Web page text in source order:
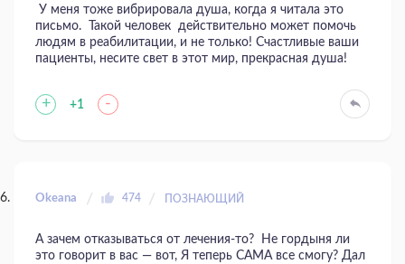
У меня тоже вибрировала душа, когда я читала это
письмо. Такой человек действительно может помочь
людям в реабилитации, и не только! Счаcтливые ваши
пациенты, несите свет в этот мир, прекрасная душа!
+ +1 -
Okeana 474 ПОЗНАЮЩИЙ
А зачем отказываться от лечения-то? Не гордыня ли
это говорит в вас — вот, Я теперь САМА все смогу? Дал